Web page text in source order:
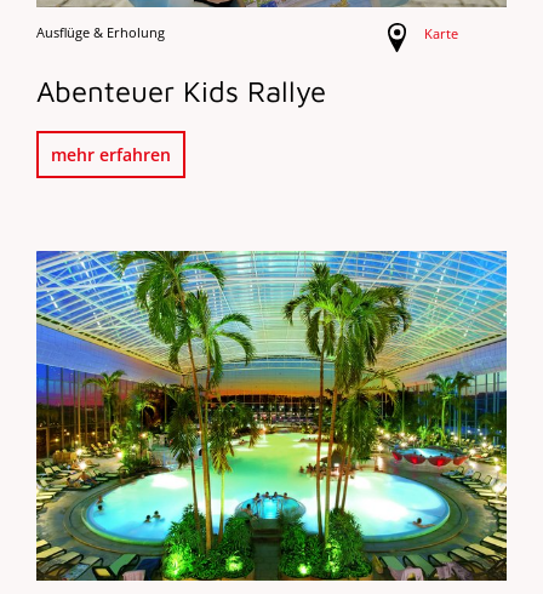
Ausflüge & Erholung Karte
Abenteuer Kids Rallye
mehr erfahren